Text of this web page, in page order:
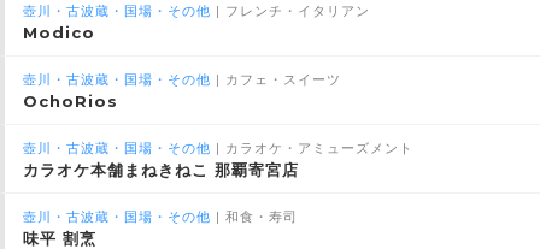
壺川・古波蔵・国場・その他 | フレンチ・イタリアン
Modico
壺川・古波蔵・国場・その他 | カフェ・スイーツ
OchoRios
壺川・古波蔵・国場・その他 | カラオケ・アミューズメント
カラオケ本舗まねきねこ 那覇寄宮店
壺川・古波蔵・国場・その他 | 和食・寿司
味平 割烹